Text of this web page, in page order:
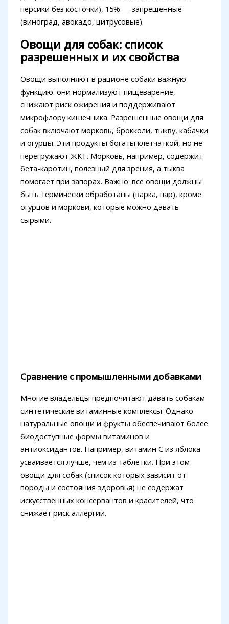
персики без косточки), 15% — запрещённые
(виноград, авокадо, цитрусовые).
Овощи для собак: список
разрешенных и их свойства
Овощи выполняют в рационе собаки важную
функцию: они нормализуют пищеварение,
снижают риск ожирения и поддерживают
микрофлору кишечника. Разрешенные овощи для
собак включают морковь, брокколи, тыкву, кабачки
и огурцы. Эти продукты богаты клетчаткой, но не
перегружают ЖКТ. Морковь, например, содержит
бета-каротин, полезный для зрения, а тыква
помогает при запорах. Важно: все овощи должны
быть термически обработаны (варка, пар), кроме
огурцов и моркови, которые можно давать
сырыми.
Сравнение с промышленными добавками
Многие владельцы предпочитают давать собакам
синтетические витаминные комплексы. Однако
натуральные овощи и фрукты обеспечивают более
биодоступные формы витаминов и
антиоксидантов. Например, витамин C из яблока
усваивается лучше, чем из таблетки. При этом
овощи для собак (список которых зависит от
породы и состояния здоровья) не содержат
искусственных консервантов и красителей, что
снижает риск аллергии.